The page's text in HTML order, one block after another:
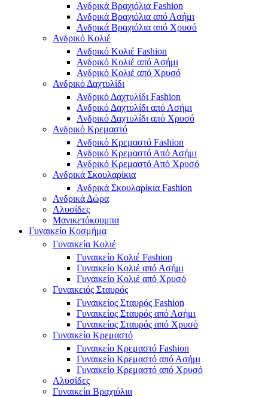
Ανδρικά Βραχιόλια Fashion
Ανδρικά Βραχιόλια από Ασήμι
Ανδρικά Βραχιόλια από Χρυσό
Ανδρικό Κολιέ
Ανδρικό Κολιέ Fashion
Ανδρικό Κολιέ από Ασήμι
Ανδρικό Κολιέ από Χρυσό
Ανδρικό Δαχτυλίδι
Ανδρικό Δαχτυλίδι Fashion
Ανδρικό Δαχτυλίδι από Ασήμι
Ανδρικό Δαχτυλίδι από Χρυσό
Ανδρικό Κρεμαστό
Ανδρικό Κρεμαστό Fashion
Ανδρικό Κρεμαστό Από Ασήμι
Ανδρικό Κρεμαστό Από Χρυσό
Ανδρικά Σκουλαρίκια
Ανδρικά Σκουλαρίκια Fashion
Ανδρικά Δώρα
Αλυσίδες
Μανικετόκουμπα
Γυναικείο Κοσμήμα
Γυναικεία Κολιέ
Γυναικείο Κολιέ Fashion
Γυναικείο Κολιέ από Ασήμι
Γυναικείο Κολιέ από Χρυσό
Γυναικειός Σταυρός
Γυναικείος Σταυρός Fashion
Γυναικείος Σταυρός από Ασήμι
Γυναικείος Σταυρός από Χρυσό
Γυναικείο Κρεμαστό
Γυναικείο Κρεμαστό Fashion
Γυναικείο Κρεμαστό από Ασήμι
Γυναικείο Κρεμαστό από Χρυσό
Αλυσίδες
Γυναικεία Βραχιόλια